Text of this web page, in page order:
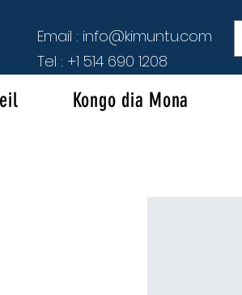
Email : info@kimuntu.com
Tel : +1 514 690 1208
Kongo dia Mona